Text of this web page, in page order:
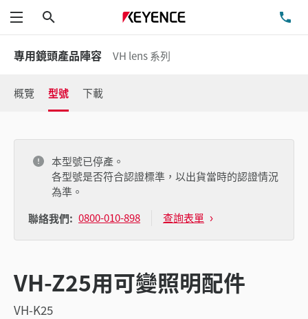
功能表
專用鏡頭產品陣容 VH lens 系列
概覽 型號 下載
本型號已停產。
各型號是否符合認證標準，以出貨當時的認證情況
為準。
聯絡我們: 0800-010-898 查詢表單
VH-Z25用可變照明配件
VH-K25